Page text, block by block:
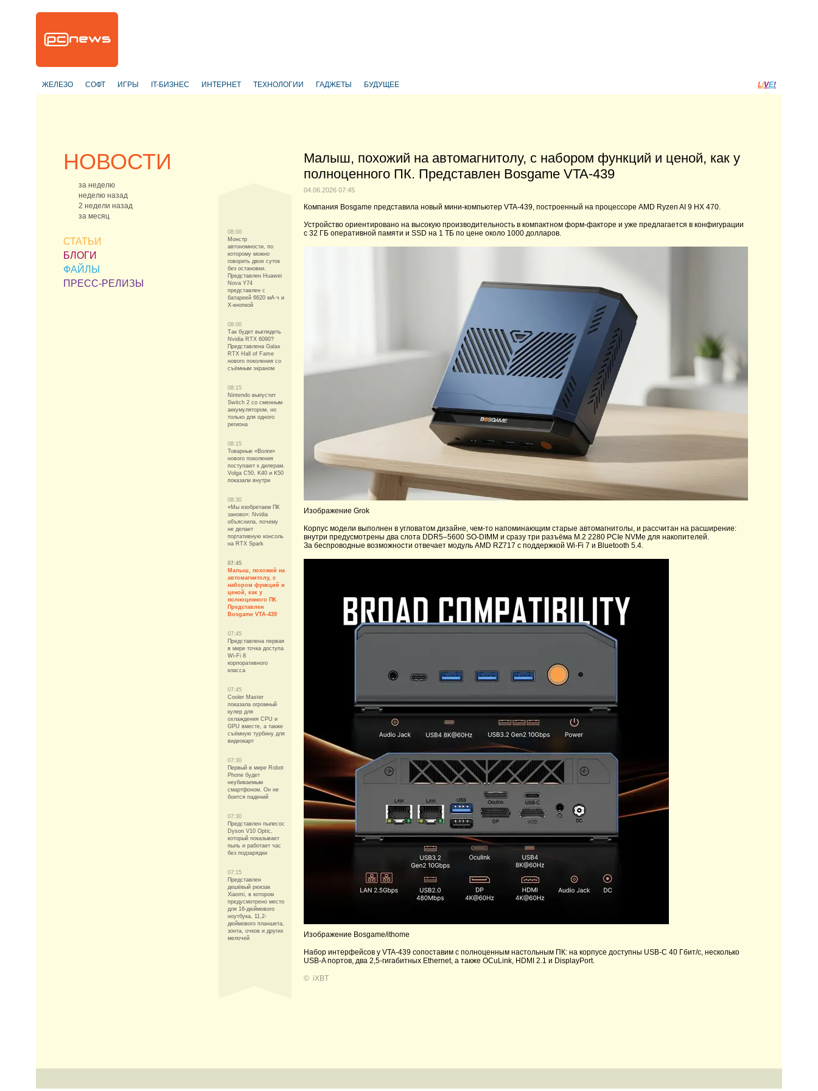
ЖЕЛЕЗО СОФТ ИГРЫ IT-БИЗНЕС ИНТЕРНЕТ ТЕХНОЛОГИИ ГАДЖЕТЫ БУДУЩЕЕ LIVE!
НОВОСТИ
за неделю
неделю назад
2 недели назад
за месяц
СТАТЬИ
БЛОГИ
ФАЙЛЫ
ПРЕСС-РЕЛИЗЫ
08:00
Монстр
автономности, по
которому можно
говорить двое суток
без остановки.
Представлен Huawei
Nova Y74
представлен с
батареей 6620 мА·ч и
X-кнопкой
08:00
Так будет выглядеть
Nvidia RTX 6090?
Представлена Galax
RTX Hall of Fame
нового поколения со
съёмным экраном
08:15
Nintendo выпустит
Switch 2 со сменным
аккумулятором, но
только для одного
региона
08:15
Товарные «Волги»
нового поколения
поступают к дилерам.
Volga C50, K40 и K50
показали внутри
08:30
«Мы изобретаем ПК
заново»: Nvidia
объяснила, почему
не делает
портативную консоль
на RTX Spark
07:45
Малыш, похожий на
автомагнитолу, с
набором функций и
ценой, как у
полноценного ПК.
Представлен
Bosgame VTA-439
07:45
Представлена первая
в мире точка доступа
Wi-Fi 8
корпоративного
класса
07:45
Cooler Master
показала огромный
кулер для
охлаждения CPU и
GPU вместе, а также
съёмную турбину для
видеокарт
07:30
Первый в мире Robot
Phone будет
неубиваемым
смартфоном. Он не
боится падений
07:30
Представлен пылесос
Dyson V10 Optic,
который показывает
пыль и работает час
без подзарядки
07:15
Представлен
дешёвый рюкзак
Xiaomi, в котором
предусмотрено место
для 16-дюймового
ноутбука, 11,2-
дюймового планшета,
зонта, очков и других
мелочей
Малыш, похожий на автомагнитолу, с набором функций и ценой, как у
полноценного ПК. Представлен Bosgame VTA-439
04.06.2026 07:45
Компания Bosgame представила новый мини-компьютер VTA-439, построенный на процессоре AMD Ryzen AI 9 HX 470.
Устройство ориентировано на высокую производительность в компактном форм-факторе и уже предлагается в конфигурации
с 32 ГБ оперативной памяти и SSD на 1 ТБ по цене около 1000 долларов.
Изображение Grok
Корпус модели выполнен в угловатом дизайне, чем-то напоминающим старые автомагнитолы, и рассчитан на расширение:
внутри предусмотрены два слота DDR5–5600 SO-DIMM и сразу три разъёма M.2 2280 PCIe NVMe для накопителей.
За беспроводные возможности отвечает модуль AMD RZ717 с поддержкой Wi-Fi 7 и Bluetooth 5.4.
Изображение Bosgame/ithome
Набор интерфейсов у VTA-439 сопоставим с полноценным настольным ПК: на корпусе доступны USB-C 40 Гбит/с, несколько
USB-A портов, два 2,5-гигабитных Ethernet, а также OCuLink, HDMI 2.1 и DisplayPort.
© iXBT